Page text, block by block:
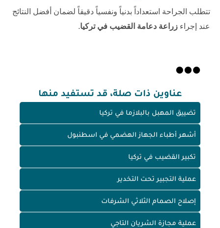
تتطلب الجراحة استعداداً بدنياً ونفسياً دقيقاً لضمان أفضل النتائج
عند إجراء زراعة دعامة القضيب في تركيا.
عناوين ذات صلة، قد تستفيد منها
تضييق المهبل بالبلازما في تركيا
أشهر أطباء الجهاز الهضمي في اسطنبول
تكبير القضيب في تركيا
عملية التجبير تحت التخدير
إصلاح الصمام الثلاثي الشرفات
عملية مجازة الشريان التاجي